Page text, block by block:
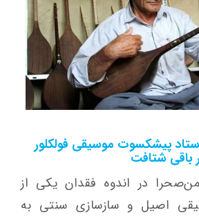
پیشکسوت موسیقی فولکلور
باقی شتافت
در اندوه فقدان یکی از
اصیل و سازسازی سنتی به